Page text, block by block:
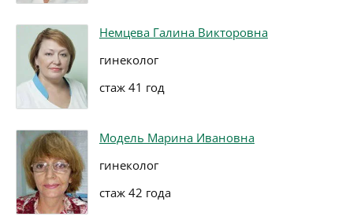
Немцева Галина Викторовна
гинеколог
стаж 41 год
Модель Марина Ивановна
гинеколог
стаж 42 года